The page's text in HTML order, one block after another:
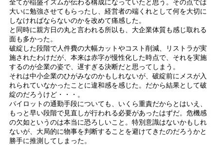
全てが稲盛イズムが伝わる構成になっていたと思う。その点では
大いに勉強させてもらったし、経営者の端くれとして何を大切に
しなければならないのかを改めて痛感した。
と同時に親方日の丸と言われる所以も、大企業体質も感じ取れる
面も多かった。
破綻した段階で人件費の大幅カットやコスト削減、リストラが実
施されたわけだが、本来は赤字が慢性化した時点で、それを実施
するのが企業の姿で、遅すぎる決断だと思ってしまう。
それは中小企業のひがみなのかもしれないが、破綻前にメスが入
れられていなかったことに違和感を感じた。だから結果として破
綻のだろうけど・・・。
パイロットの通勤手段についても、いくら重責だからとはいえ、
もっと早い段階で見直しが行われる必要があったはずだ。危機感
の欠如というのは本当に恐ろしいこと。特別意識はないかもしれ
ないが、大局的に物事を判断することを避けてきたのだろうかと
勝手に推測してしまった。